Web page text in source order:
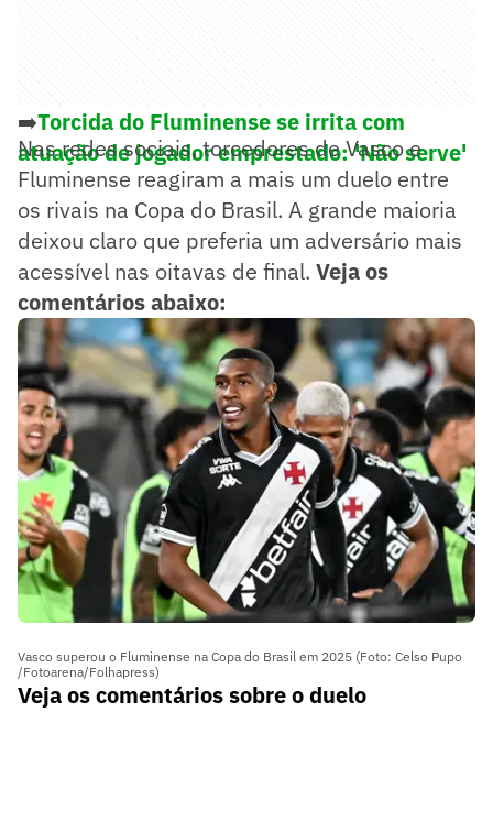
➡️Torcida do Fluminense se irrita com
atuação de jogador emprestado: 'Não serve'
Nas redes sociais, torcedores de Vasco e
Fluminense reagiram a mais um duelo entre
os rivais na Copa do Brasil. A grande maioria
deixou claro que preferia um adversário mais
acessível nas oitavas de final. Veja os
comentários abaixo:
Vasco superou o Fluminense na Copa do Brasil em 2025 (Foto: Celso Pupo
/Fotoarena/Folhapress)
Veja os comentários sobre o duelo